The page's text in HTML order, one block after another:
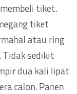
tiket.
tiket
atau ring
Tidak sedikit
dua kali lipat
calon. Panen